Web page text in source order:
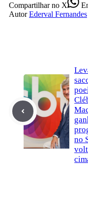
Compartilharno X
Autor Ederval Fernandes
no